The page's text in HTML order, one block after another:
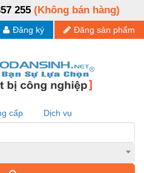
255 (Không bán hàng)
Đăng sản phẩm
Đăng ký
cấp Dịch vụ